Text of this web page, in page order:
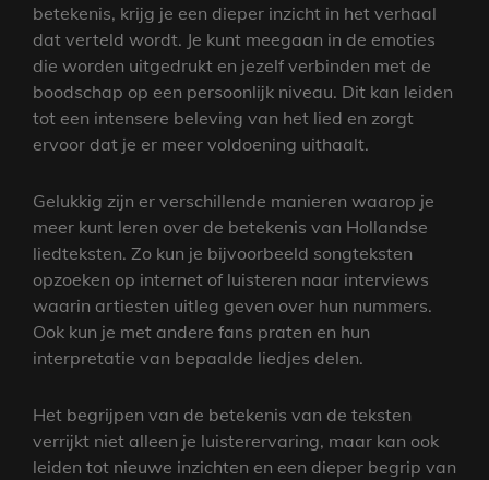
betekenis, krijg je een dieper inzicht in het verhaal
dat verteld wordt. Je kunt meegaan in de emoties
die worden uitgedrukt en jezelf verbinden met de
boodschap op een persoonlijk niveau. Dit kan leiden
tot een intensere beleving van het lied en zorgt
ervoor dat je er meer voldoening uithaalt.
Gelukkig zijn er verschillende manieren waarop je
meer kunt leren over de betekenis van Hollandse
liedteksten. Zo kun je bijvoorbeeld songteksten
opzoeken op internet of luisteren naar interviews
waarin artiesten uitleg geven over hun nummers.
Ook kun je met andere fans praten en hun
interpretatie van bepaalde liedjes delen.
Het begrijpen van de betekenis van de teksten
verrijkt niet alleen je luisterervaring, maar kan ook
leiden tot nieuwe inzichten en een dieper begrip van